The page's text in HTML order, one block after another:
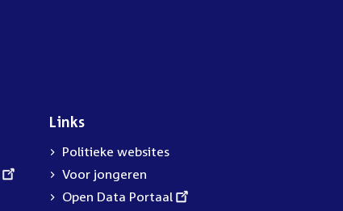
Links
Politieke websites
Voor jongeren
External
Open Data Portaal